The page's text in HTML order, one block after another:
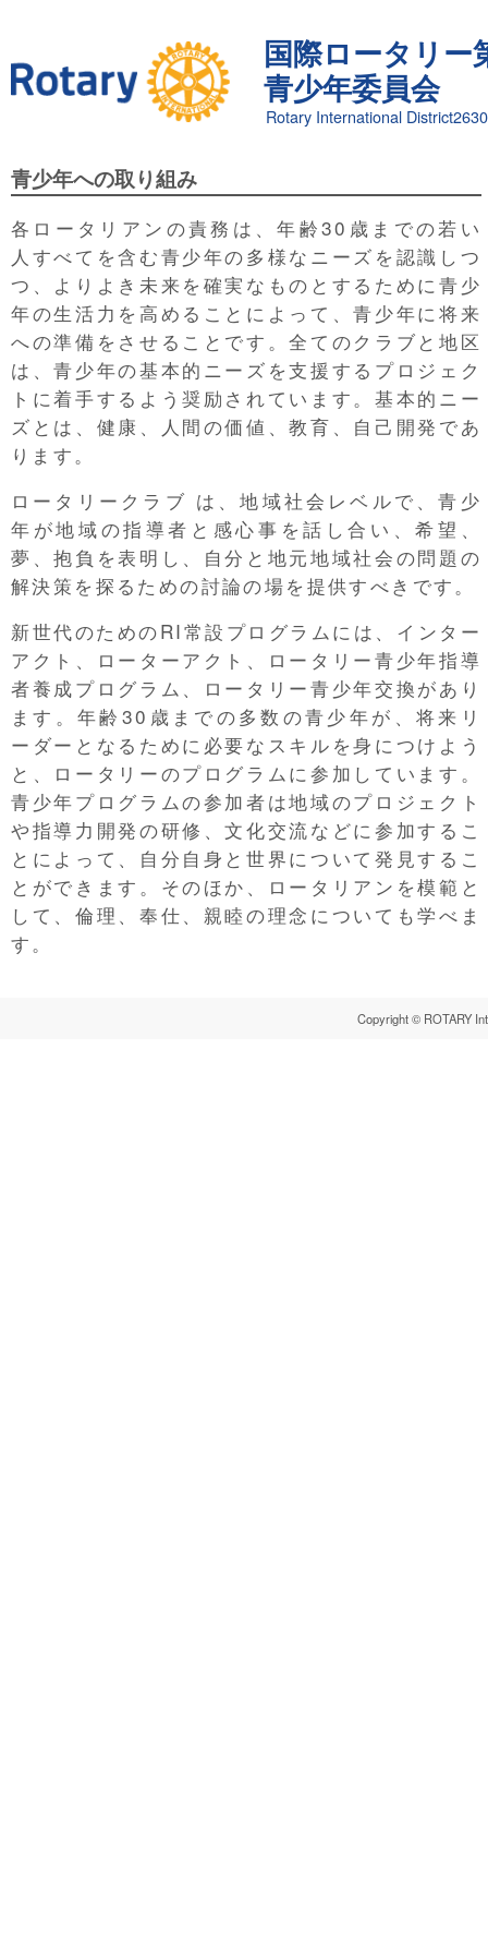
国際ロータリー
青少年委員会
Rotary International District2630
青少年への取り組み
各ロータリアンの責務は、年齢30歳までの若い
人すべてを含む青少年の多様なニーズを認識しつ
つ、よりよき未来を確実なものとするために青少
年の生活力を高めることによって、青少年に将来
への準備をさせることです。全てのクラブと地区
は、青少年の基本的ニーズを支援するプロジェク
トに着手するよう奨励されています。基本的ニー
ズとは、健康、人間の価値、教育、自己開発であ
ります。
ロータリークラブ は、地域社会レベルで、青少
年が地域の指導者と感心事を話し合い、希望、
夢、抱負を表明し、自分と地元地域社会の問題の
解決策を探るための討論の場を提供すべきです。
新世代のためのRI常設プログラムには、インター
アクト、ローターアクト、ロータリー青少年指導
者養成プログラム、ロータリー青少年交換があり
ます。年齢30歳までの多数の青少年が、将来リ
ーダーとなるために必要なスキルを身につけよう
と、ロータリーのプログラムに参加しています。
青少年プログラムの参加者は地域のプロジェクト
や指導力開発の研修、文化交流などに参加するこ
とによって、自分自身と世界について発見するこ
とができます。そのほか、ロータリアンを模範と
して、倫理、奉仕、親睦の理念についても学べま
す。
Copyright © ROTARY